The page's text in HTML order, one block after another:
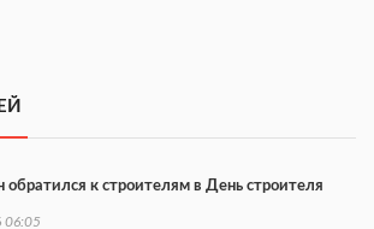
обратился к строителям в День строителя
06:05